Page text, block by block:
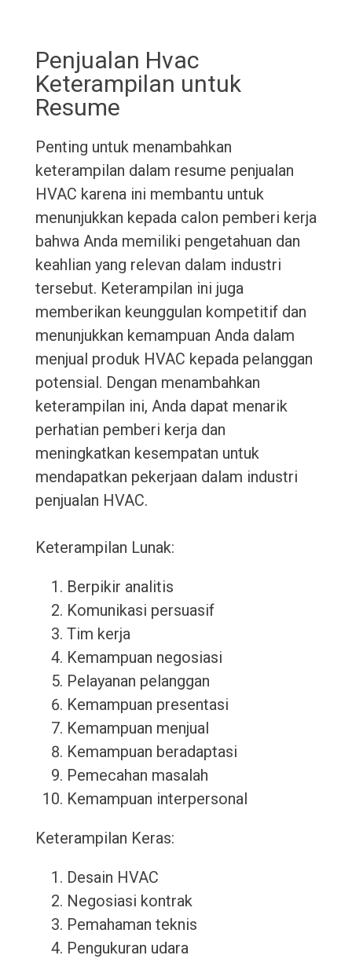
Penjualan Hvac
Keterampilan untuk
Resume
Penting untuk menambahkan
keterampilan dalam resume penjualan
HVAC karena ini membantu untuk
menunjukkan kepada calon pemberi kerja
bahwa Anda memiliki pengetahuan dan
keahlian yang relevan dalam industri
tersebut. Keterampilan ini juga
memberikan keunggulan kompetitif dan
menunjukkan kemampuan Anda dalam
menjual produk HVAC kepada pelanggan
potensial. Dengan menambahkan
keterampilan ini, Anda dapat menarik
perhatian pemberi kerja dan
meningkatkan kesempatan untuk
mendapatkan pekerjaan dalam industri
penjualan HVAC.
Keterampilan Lunak:
Berpikir analitis
Komunikasi persuasif
Tim kerja
Kemampuan negosiasi
Pelayanan pelanggan
Kemampuan presentasi
Kemampuan menjual
Kemampuan beradaptasi
Pemecahan masalah
Kemampuan interpersonal
Keterampilan Keras:
Desain HVAC
Negosiasi kontrak
Pemahaman teknis
Pengukuran udara